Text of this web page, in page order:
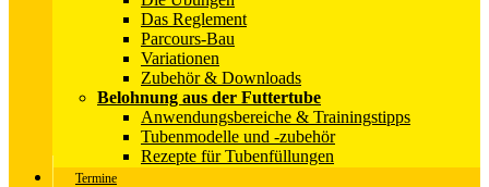
Das Reglement
Parcours-Bau
Variationen
Zubehör & Downloads
Belohnung aus der Futtertube
Anwendungsbereiche & Trainingstipps
Tubenmodelle und -zubehör
Rezepte für Tubenfüllungen
Termine